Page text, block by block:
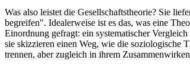
Was also leistet die Gesellschaftstheorie? Sie
begreifen". Idealerweise ist es das, was eine
Einordnung gefragt: ein systematischer
sie skizzieren einen Weg, wie die soziologische
trennen, aber zugleich in ihrem